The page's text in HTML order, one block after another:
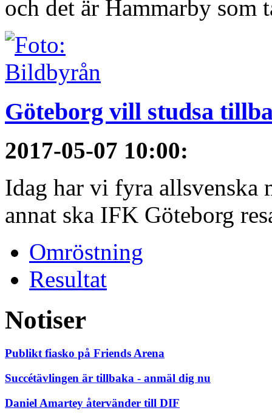
och det är Hammarby som
Göteborg vill studsa
2017-05-07 10:00:
Idag har vi fyra allsvenska
annat ska IFK Göteborg
Omröstning
Resultat
Notiser
Publikt fiasko på Friends Arena
Succétävlingen är tillbaka - anmäl dig nu
Daniel Amartey återvänder till DIF